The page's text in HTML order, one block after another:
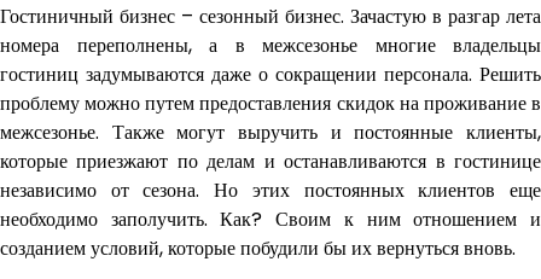
Гостиничный бизнес – сезонный бизнес. Зачастую в разгар лета
номера переполнены, а в межсезонье многие владельцы
гостиниц задумываются даже о сокращении персонала. Решить
проблему можно путем предоставления скидок на проживание в
межсезонье. Также могут выручить и постоянные клиенты,
которые приезжают по делам и останавливаются в гостинице
независимо от сезона. Но этих постоянных клиентов еще
необходимо заполучить. Как? Своим к ним отношением и
созданием условий, которые побудили бы их вернуться вновь.